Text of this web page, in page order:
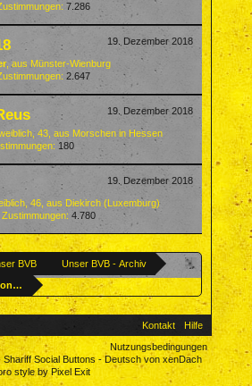
7.286
19. Dezember 2018
,aus Münster-Wienburg
2.647
19. Dezember 2018
weiblich, 43, aus Morschen in Hessen
180
19. Dezember 2018
46, aus Diekirch (Luxemburg)
Zustimmungen: 4.780
BVB
Unser BVB - Archiv
über mögliche Zugänge beim BVB
Kontakt
Hilfe
Nutzungsbedingungen
Shariff Social Buttons-Deutsch von xenDach
style by Pixel Exit